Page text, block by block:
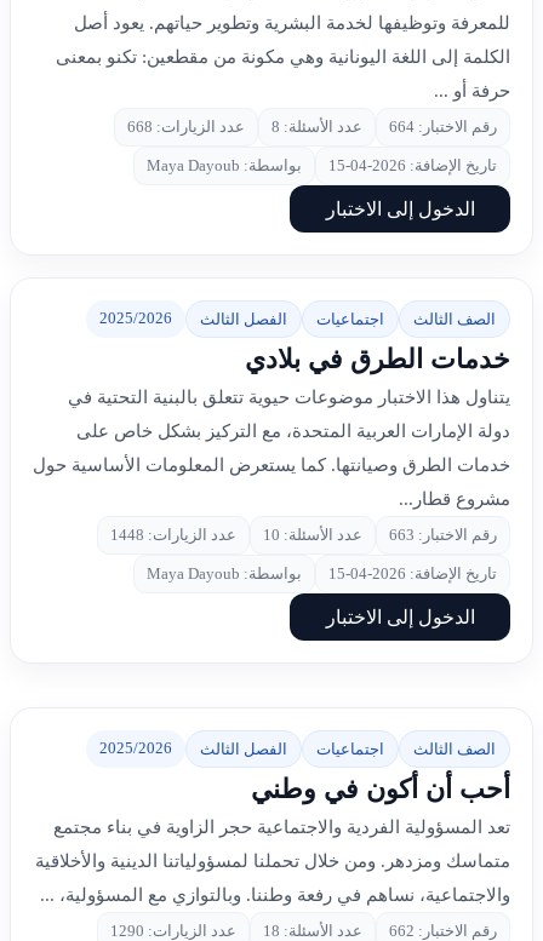
للمعرفة وتوظيفها لخدمة البشرية وتطوير حياتهم. يعود أصل
الكلمة إلى اللغة اليونانية وهي مكونة من مقطعين: تكنو بمعنى
حرفة أو ...
رقم الاختبار: 664 عدد الأسئلة: 8 عدد الزيارات: 668
تاريخ الإضافة: 2026-04-15 بواسطة: Maya Dayoub
الدخول إلى الاختبار
الصف الثالث اجتماعيات الفصل الثالث 2025/2026
خدمات الطرق في بلادي
يتناول هذا الاختبار موضوعات حيوية تتعلق بالبنية التحتية في
دولة الإمارات العربية المتحدة، مع التركيز بشكل خاص على
خدمات الطرق وصيانتها. كما يستعرض المعلومات الأساسية حول
مشروع قطار...
رقم الاختبار: 663 عدد الأسئلة: 10 عدد الزيارات: 1448
تاريخ الإضافة: 2026-04-15 بواسطة: Maya Dayoub
الدخول إلى الاختبار
الصف الثالث اجتماعيات الفصل الثالث 2025/2026
أحب أن أكون في وطني
تعد المسؤولية الفردية والاجتماعية حجر الزاوية في بناء مجتمع
متماسك ومزدهر. ومن خلال تحملنا لمسؤولياتنا الدينية والأخلاقية
والاجتماعية، نساهم في رفعة وطننا. وبالتوازي مع المسؤولية، ...
رقم الاختبار: 662 عدد الأسئلة: 18 عدد الزيارات: 1290